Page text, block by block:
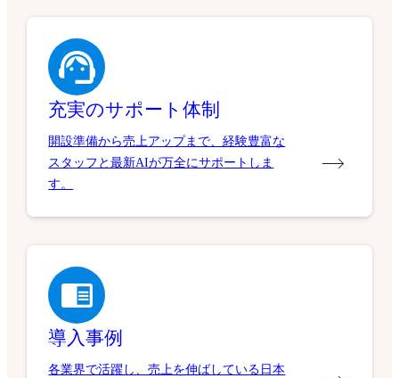
充実のサポート体制
開設準備から売上アップまで、経験豊富な
スタッフと最新AIが万全にサポートしま
す。
導入事例
各業界で活躍し、売上を伸ばしている日本